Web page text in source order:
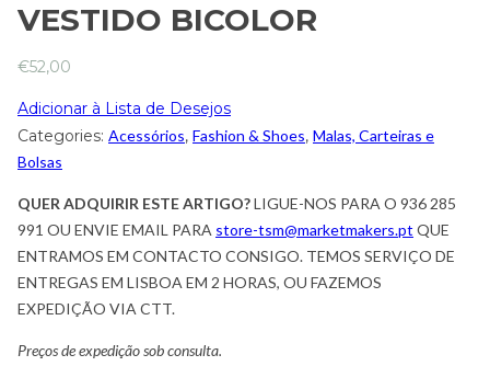
VESTIDO BICOLOR
€52,00
Adicionar à Lista de Desejos
Categories: Acessórios, Fashion & Shoes, Malas, Carteiras e
Bolsas
QUER ADQUIRIR ESTE ARTIGO?LIGUE-NOS PARA O 936 285
991 OU ENVIE EMAIL PARA store-tsm@marketmakers.pt QUE
ENTRAMOS EM CONTACTO CONSIGO. TEMOS SERVIÇO DE
ENTREGAS EM LISBOA EM 2 HORAS, OU FAZEMOS
EXPEDIÇÃO VIA CTT.
Preços de expedição sob consulta.